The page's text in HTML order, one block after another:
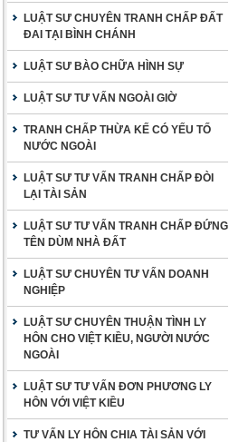
LUẬT SƯ CHUYÊN TRANH CHẤP ĐẤT
ĐAI TẠI BÌNH CHÁNH
LUẬT SƯ BÀO CHỮA HÌNH SỰ
LUẬT SƯ TƯ VẤN NGOÀI GIỜ
TRANH CHẤP THỪA KẾ CÓ YẾU TỐ
NƯỚC NGOÀI
LUẬT SƯ TƯ VẤN TRANH CHẤP ĐÒI
LẠI TÀI SẢN
LUẬT SƯ TƯ VẤN TRANH CHẤP ĐỨNG
TÊN DÙM NHÀ ĐẤT
LUẬT SƯ CHUYÊN TƯ VẤN DOANH
NGHIỆP
LUẬT SƯ CHUYÊN THUẬN TÌNH LY
HÔN CHO VIỆT KIỀU, NGƯỜI NƯỚC
NGOÀI
LUẬT SƯ TƯ VẤN ĐƠN PHƯƠNG LY
HÔN VỚI VIỆT KIỀU
TƯ VẤN LY HÔN CHIA TÀI SẢN VỚI